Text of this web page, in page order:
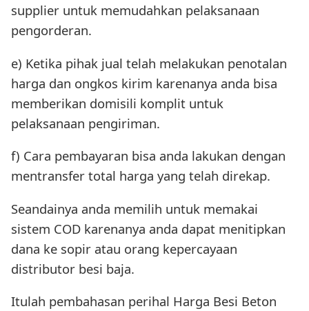
supplier untuk memudahkan pelaksanaan
pengorderan.
e) Ketika pihak jual telah melakukan penotalan
harga dan ongkos kirim karenanya anda bisa
memberikan domisili komplit untuk
pelaksanaan pengiriman.
f) Cara pembayaran bisa anda lakukan dengan
mentransfer total harga yang telah direkap.
Seandainya anda memilih untuk memakai
sistem COD karenanya anda dapat menitipkan
dana ke sopir atau orang kepercayaan
distributor besi baja.
Itulah pembahasan perihal Harga Besi Beton